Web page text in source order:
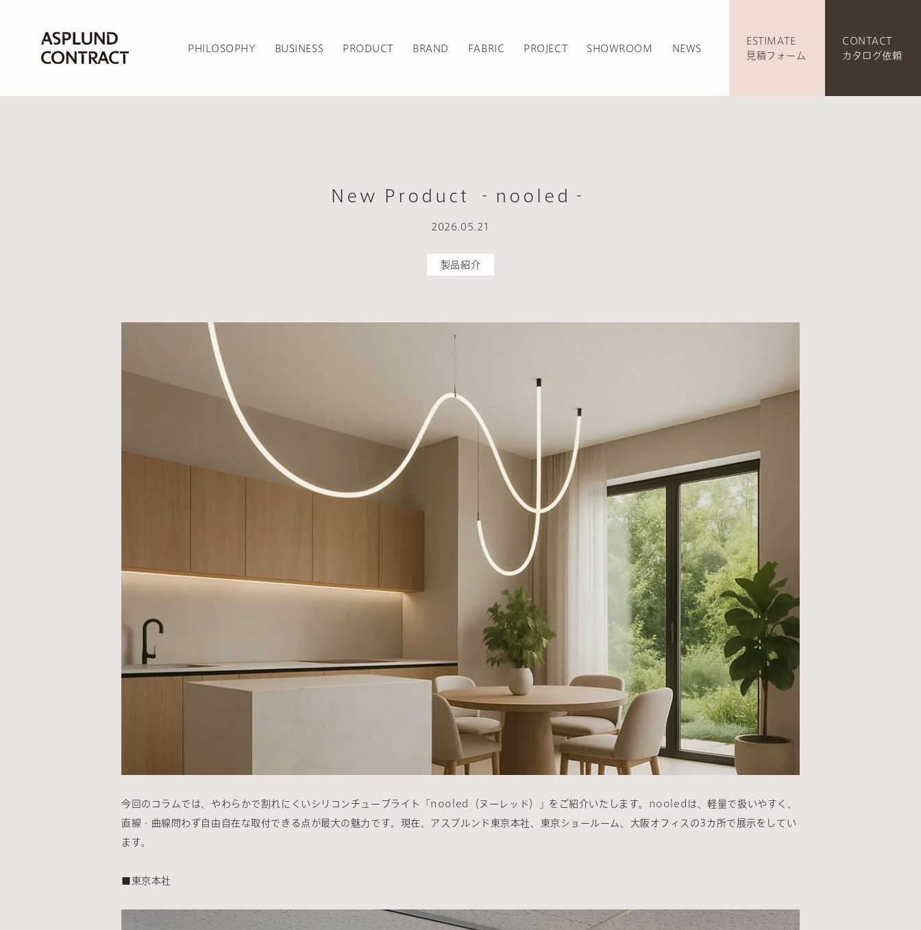
PHILOSOPHY BUSINESS PRODUCT BRAND FABRIC PROJECT SHOWROOM NEWS
ESTIMATE
見積フォーム
CONTACT
カタログ依頼
New Product ‐nooled‐
2026.05.21
製品紹介
今回のコラムでは、やわらかで割れにくいシリコンチューブライト「nooled（ヌーレッド）」をご紹介いたします。nooledは、軽量で扱いやすく、
直線・曲線問わず自由自在な取付できる点が最大の魅力です。現在、アスプルンド東京本社、東京ショールーム、大阪オフィスの3カ所で展示をしてい
ます。
■東京本社